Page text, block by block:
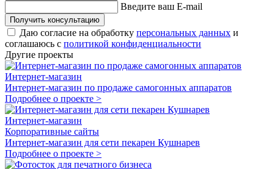
Введите ваш E-mail
Получить консультацию
Даю согласие на обработку персональных данных и
соглашаюсь с политикой конфиденциальности
Другие проекты
Интернет-магазин
Интернет-магазин по продаже самогонных аппаратов
Подробнее о проекте >
Интернет-магазин
Корпоративные сайты
Интернет-магазин для сети пекарен Кушнарев
Подробнее о проекте >